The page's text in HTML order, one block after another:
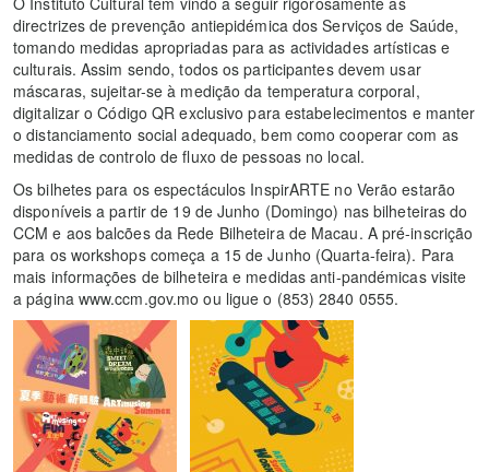
directrizes de prevenção antiepidémica dos Serviços de Saúde,
tomando medidas apropriadas para as actividades artísticas e
culturais. Assim sendo, todos os participantes devem usar
máscaras, sujeitar-se à medição da temperatura corporal,
digitalizar o Código QR exclusivo para estabelecimentos e manter
o distanciamento social adequado, bem como cooperar com as
medidas de controlo de fluxo de pessoas no local.
Os bilhetes para os espectáculos InspirARTE no Verão estarão
disponíveis a partir de 19 de Junho (Domingo) nas bilheteiras do
CCM e aos balcões da Rede Bilheteira de Macau. A pré-inscrição
para os workshops começa a 15 de Junho (Quarta-feira). Para
mais informações de bilheteira e medidas anti-pandémicas visite
a página www.ccm.gov.mo ou ligue o (853) 2840 0555.